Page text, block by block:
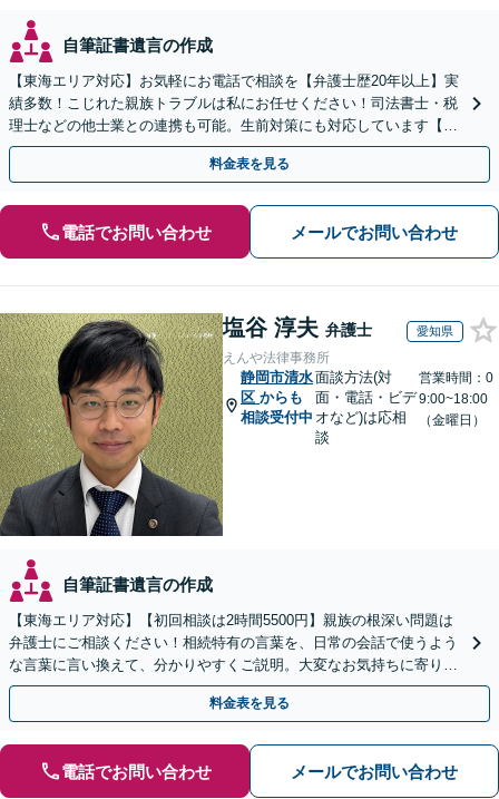
自筆証書遺言の作成
【東海エリア対応】お気軽にお電話で相談を【弁護士歴20年以上】実
績多数！こじれた親族トラブルは私にお任せください！司法書士・税
理士などの他士業との連携も可能。生前対策にも対応しています【夜
間・休日面談可】【完全個室・秘密厳守】
料金表を見る
電話でお問い合わせ メールでお問い合わせ
塩谷 淳夫 弁護士 愛知県
えんや法律事務所
静岡市清水
区 からも
相談受付中
面談方法(対
面・電話・ビデ
オなど)は応相
談
営業時間：0
9:00~18:00
（金曜日）
自筆証書遺言の作成
【東海エリア対応】【初回相談は2時間5500円】親族の根深い問題は
弁護士にご相談ください！相続特有の言葉を、日常の会話で使うよう
な言葉に言い換えて、分かりやすくご説明。大変なお気持ちに寄り添
い、納得できる解決を目指します
料金表を見る
電話でお問い合わせ メールでお問い合わせ